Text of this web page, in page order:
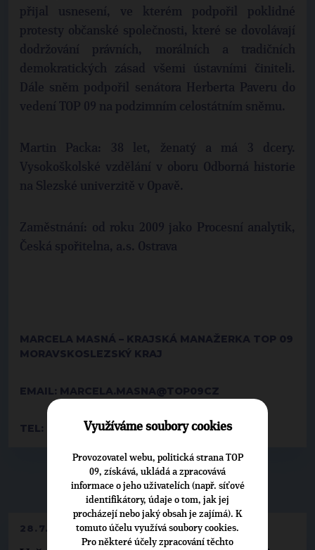
▶NEPŘEHLÉDNĚTE◀
28.7.2026
přijal usnesení, ve kterém podpořil poklidné
protesty občanské společnosti, které se dovolávají
dodržování právních, morálních a tradičních
demokratických zásad všemi ústavními činiteli.
Dále sněm podpořil senátora Herberta Paveru do
vedení TOP 09 na podzimním celostátním sněmu.
Martin Packa: 38 let, ženatý a má 3 dcery.
Vysokoškolské vzdělání v oboru Odborná historie
na Slezské univerzitě v Opavě.
Zaměstnání: od roku 2009 jako Procesní analytik,
Česká spořitelna, a.s. Ostrava
MARCELA MASNÁ – KRAJSKÁ MANAŽERKA TOP 09
MORAVSKOSLEZSKÝ KRAJ
EMAIL: MARCELA.MASNA@TOP09CZ
TEL: 00420/737209730Využíváme soubory cookies
Provozovatel webu, politická strana TOP
09, získává, ukládá a zpracovává
informace o jeho uživatelích (např. síťové
identifikátory, údaje o tom, jak jej
procházejí nebo jaký obsah je zajímá). K
tomuto účelu využívá soubory cookies.
Pro některé účely zpracování těchto